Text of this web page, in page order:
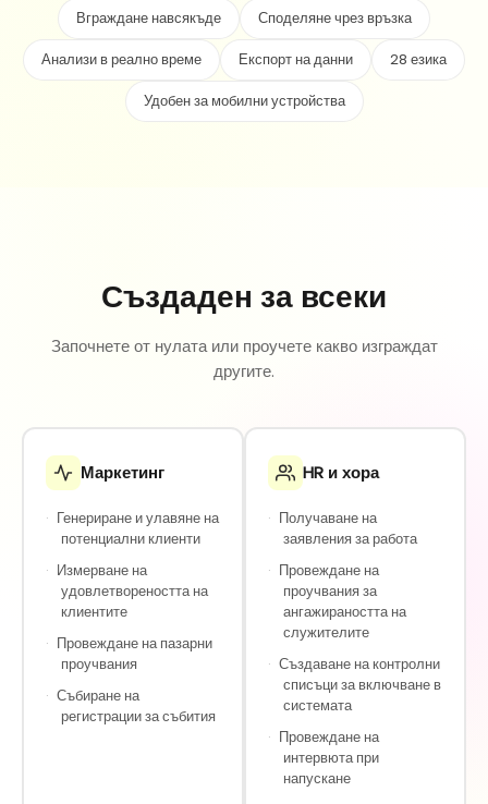
Вграждане навсякъде
Споделяне чрез връзка
Анализи в реално време
Експорт на данни
28 езика
Удобен за мобилни устройства
Създаден за всеки
Започнете от нулата или проучете какво изграждат
другите.
Маркетинг
· Генериране и улавяне на
потенциални клиенти
· Измерване на
удовлетвореността на
клиентите
· Провеждане на пазарни
проучвания
· Събиране на
регистрации за събития
HR и хора
· Получаване на
заявления за работа
· Провеждане на
проучвания за
ангажираността на
служителите
· Създаване на контролни
списъци за включване в
системата
· Провеждане на
интервюта при
напускане